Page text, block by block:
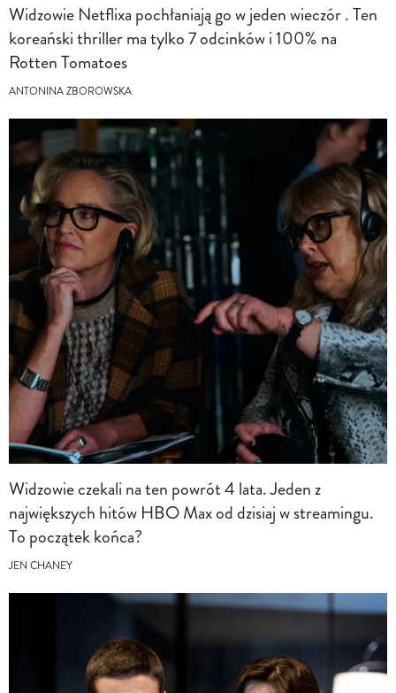
Widzowie Netflixa pochłaniają go w jeden wieczór . Ten
koreański thriller ma tylko 7 odcinków i 100% na
Rotten Tomatoes
ANTONINA ZBOROWSKA
Widzowie czekali na ten powrót 4 lata. Jeden z
największych hitów HBO Max od dzisiaj w streamingu.
To początek końca?
JEN CHANEY